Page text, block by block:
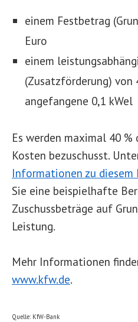
einem Festbetrag
Euro
einem
(Zusatzförderung) von
angefangene 0,1 kWel
Es werden maximal 40
Kosten bezuschusst.
Informationen zu diesem
Sie eine beispielhafte
Zuschussbeträge auf
Leistung.
Mehr Informationen
www.kfw.de.
Quelle: KfW-Bank